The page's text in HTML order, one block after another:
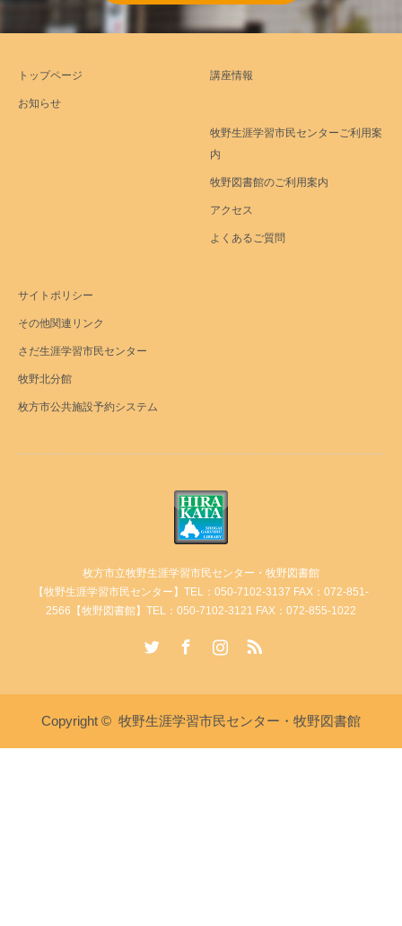
トップページ
お知らせ
講座情報
牧野生涯学習市民センターご利用案
内
牧野図書館のご利用案内
アクセス
よくあるご質問
サイトポリシー
その他関連リンク
さだ生涯学習市民センター
牧野北分館
枚方市公共施設予約システム
枚方市立牧野生涯学習市民センター・牧野図書館
【牧野生涯学習市民センター】TEL：050-7102-3137 FAX：072-851-
2566【牧野図書館】TEL：050-7102-3121 FAX：072-855-1022
Copyright © 牧野生涯学習市民センター・牧野図書館